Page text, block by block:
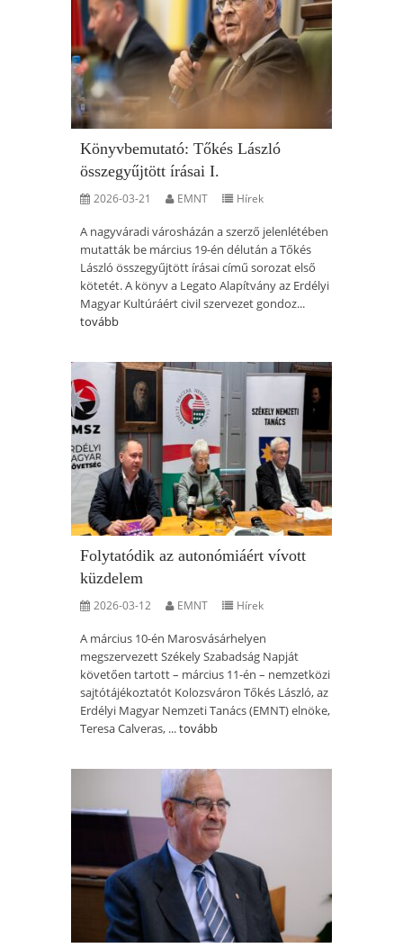
Könyvbemutató: Tőkés László
összegyűjtött írásai I.
2026-03-21 EMNT Hírek
A nagyváradi városházán a szerző jelenlétében
mutatták be március 19-én délután a Tőkés
László összegyűjtött írásai című sorozat első
kötetét. A könyv a Legato Alapítvány az Erdélyi
Magyar Kultúráért civil szervezet gondoz...
tovább
Folytatódik az autonómiáért vívott
küzdelem
2026-03-12 EMNT Hírek
A március 10-én Marosvásárhelyen
megszervezett Székely Szabadság Napját
követően tartott – március 11-én – nemzetközi
sajtótájékoztatót Kolozsváron Tőkés László, az
Erdélyi Magyar Nemzeti Tanács (EMNT) elnöke,
Teresa Calveras, ...tovább